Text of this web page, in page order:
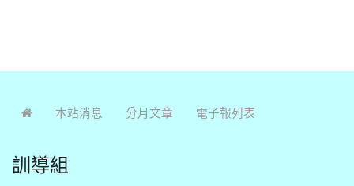
本站消息 分月文章 電子報列表
訓導組